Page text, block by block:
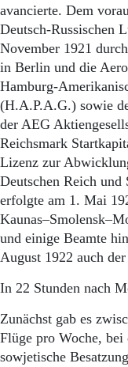
avancierte. Dem
Deutsch-Russischen
November 1921
in Berlin und die
Hamburg-
(H.A.P.A.G.) sowie
der AEG
Reichsmark
Lizenz zur
Deutschen Reich
erfolgte am 1. Mai
und einige Beamte
August 1922 auch
In 22 Stunden nach
Zunächst gab es
Flüge pro Woche, bei
sowjetische